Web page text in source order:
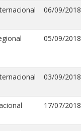
06/09/2018
05/09/2018
03/09/2018
17/07/2018